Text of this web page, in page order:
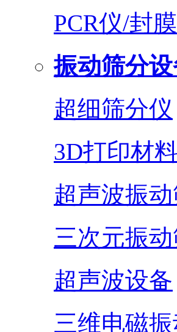
PCR仪/封
振动筛分
超细筛分仪
3D打印材
超声波振
三次元振
超声波设备
三维电磁